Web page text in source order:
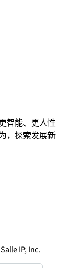
智能、更人性
，探索发展新
IP, Inc.